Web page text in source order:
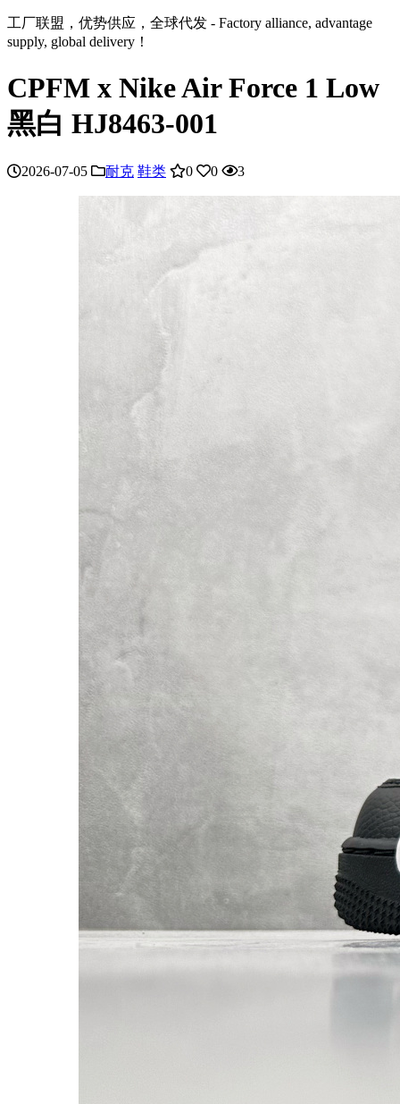
工厂联盟，优势供应，全球代发 - Factory alliance, advantage
supply, global delivery！
CPFM x Nike Air Force 1 Low
黑白 HJ8463-001
2026-07-05 耐克 鞋类 0 0 3